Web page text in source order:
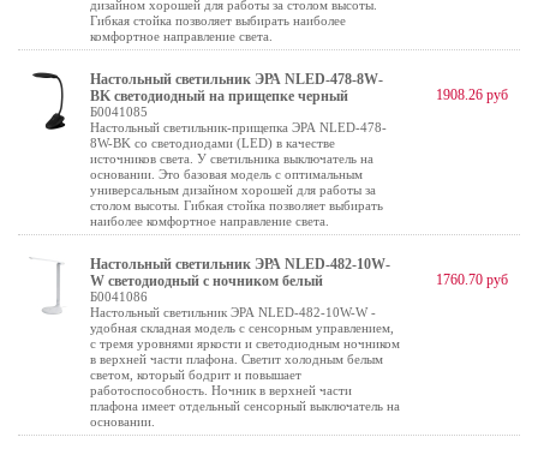
дизайном хорошей для работы за столом высоты.
Гибкая стойка позволяет выбирать наиболее
комфортное направление света.
Настольный светильник ЭРА NLED-478-8W-
BK светодиодный на прищепке черный
Б0041085
Настольный светильник-прищепка ЭРА NLED-478-
8W-BK со светодиодами (LED) в качестве
источников света. У светильника выключатель на
основании. Это базовая модель с оптимальным
универсальным дизайном хорошей для работы за
столом высоты. Гибкая стойка позволяет выбирать
наиболее комфортное направление света.
1908.26 руб
Настольный светильник ЭРА NLED-482-10W-
W светодиодный с ночником белый
Б0041086
Настольный светильник ЭРА NLED-482-10W-W -
удобная складная модель с сенсорным управлением,
с тремя уровнями яркости и светодиодным ночником
в верхней части плафона. Светит холодным белым
светом, который бодрит и повышает
работоспособность. Ночник в верхней части
плафона имеет отдельный сенсорный выключатель на
основании.
1760.70 руб